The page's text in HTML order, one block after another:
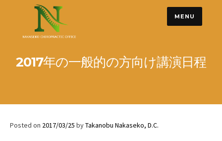
MENU
2017年の一般的の方向け講演日程
Posted on 2017/03/25 byTakanobu Nakaseko, D.C.